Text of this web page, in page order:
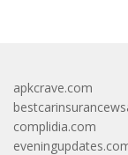
apkcrave.com
complidia.com